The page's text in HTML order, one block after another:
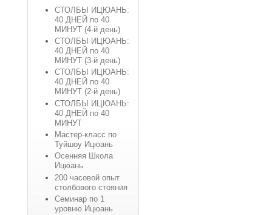
СТОЛБЫ ИЦЮАНЬ:
40 ДНЕЙ по 40
МИНУТ (4-й день)
СТОЛБЫ ИЦЮАНЬ:
40 ДНЕЙ по 40
МИНУТ (3-й день)
СТОЛБЫ ИЦЮАНЬ:
40 ДНЕЙ по 40
МИНУТ (2-й день)
СТОЛБЫ ИЦЮАНЬ:
40 ДНЕЙ по 40
МИНУТ
Мастер-класс по
Туйшоу Ицюань
Осенняя Школа
Ицюань
200 часовой опыт
столбового стояния
Семинар по 1
уровню Ицюань